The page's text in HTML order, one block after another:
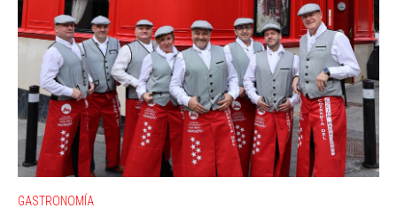
GASTRONOMÍA